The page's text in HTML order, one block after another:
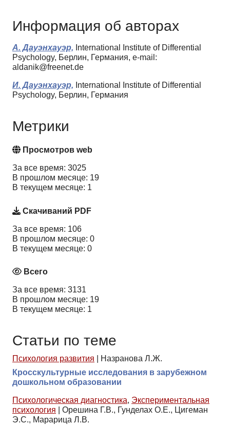
Информация об авторах
А. Дауэнхауэр, International Institute of Differential
Psychology, Берлин, Германия, e-mail:
aldanik@freenet.de
И. Дауэнхауэр, International Institute of Differential
Psychology, Берлин, Германия
Метрики
Просмотров web
За все время: 3025
В прошлом месяце: 19
В текущем месяце: 1
Скачиваний PDF
За все время: 106
В прошлом месяце: 0
В текущем месяце: 0
Всего
За все время: 3131
В прошлом месяце: 19
В текущем месяце: 1
Статьи по теме
Психология развития
Назранова Л.Ж.
Кросскультурные исследования в зарубежном
дошкольном образовании
Психологическая диагностика, Экспериментальная
психология
Орешина Г.В., Гунделах О.Е., Цигеман
Э.С., Марарица Л.В.